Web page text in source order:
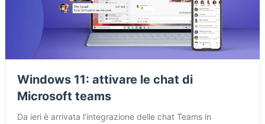
Windows 11: attivare le chat di
Microsoft teams
Da ieri è arrivata l’integrazione delle chat Teams in